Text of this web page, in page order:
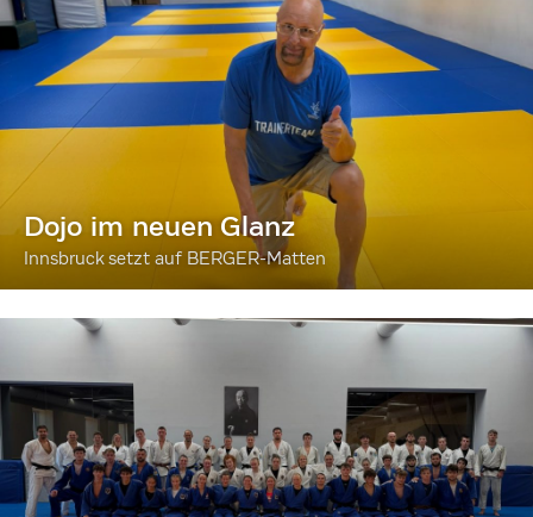
Dojo im neuen Glanz
Innsbruck setzt auf BERGER-Matten